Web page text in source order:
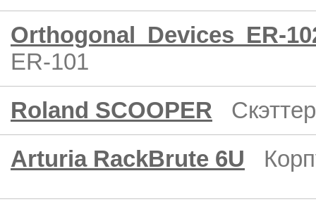
Orthogonal Devices ER-
ER-101
Roland SCOOPER
Скэттер
Arturia RackBrute 6U